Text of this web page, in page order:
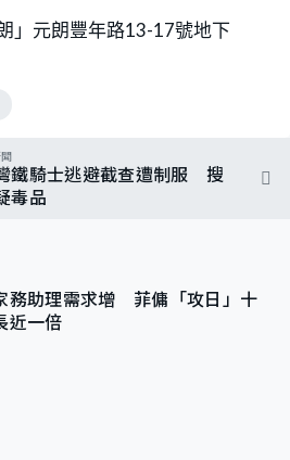
」元朗豐年路13-17號地下
鐵騎士逃避截查遭制服 搜
毒品
務助理需求增 菲傭「攻日」十
近一倍